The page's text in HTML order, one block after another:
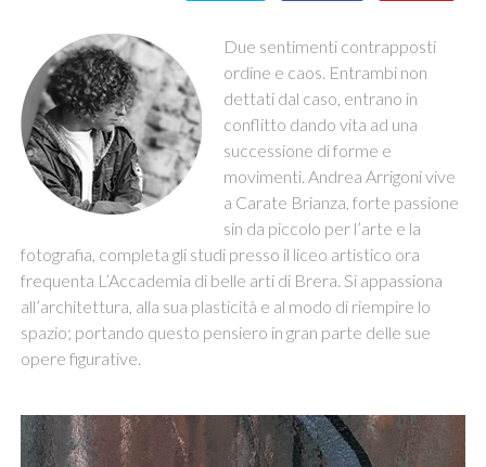
Due sentimenti contrapposti
ordine e caos. Entrambi non
dettati dal caso, entrano in
conflitto dando vita ad una
successione di forme e
movimenti. Andrea Arrigoni vive
a Carate Brianza, forte passione
sin da piccolo per l’arte e la
fotografia, completa gli studi presso il liceo artistico ora
frequenta L’Accademia di belle arti di Brera. Si appassiona
all’architettura, alla sua plasticità e al modo di riempire lo
spazio; portando questo pensiero in gran parte delle sue
opere figurative.